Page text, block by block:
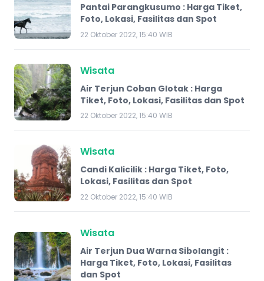
Pantai Parangkusumo : Harga Tiket,
Foto, Lokasi, Fasilitas dan Spot
22 Oktober 2022, 15:40 WIB
Wisata
Air Terjun Coban Glotak : Harga
Tiket, Foto, Lokasi, Fasilitas dan Spot
22 Oktober 2022, 15:40 WIB
Wisata
Candi Kalicilik : Harga Tiket, Foto,
Lokasi, Fasilitas dan Spot
22 Oktober 2022, 15:40 WIB
Wisata
Air Terjun Dua Warna Sibolangit :
Harga Tiket, Foto, Lokasi, Fasilitas
dan Spot